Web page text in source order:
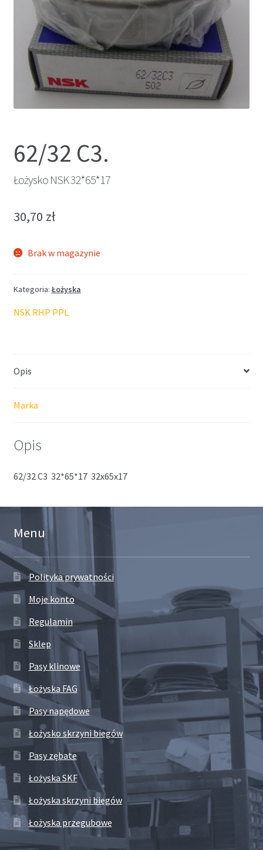
62/32 C3.
Łożysko NSK 32*65*17
30,70 zł
Brak w magazynie
Kategoria: Łożyska
NSK RHP PPL
Opis
Marka
Opis
62/32 C3 32*65*17 32x65x17
Menu
Polityka prywatności
Moje konto
Regulamin
Sklep
Pasy klinowe
Łożyska FAG
Pasy napędowe
Łożysko skrzyni biegów
Pasy zębate
Łożyska SKF
Łożyska skrzyni biegów
Łożyska przegubowe